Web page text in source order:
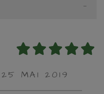
-
MAI 2019